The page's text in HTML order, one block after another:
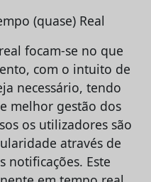
(quase) Real
focam-se no que
com o intuito de
necessário, tendo
melhor gestão dos
os utilizadores são
através de
notificações. Este